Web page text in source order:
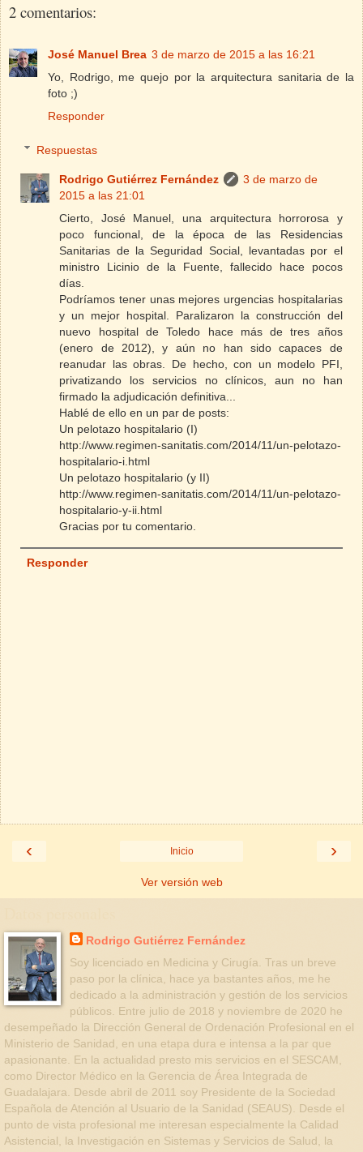
2 comentarios:
José Manuel Brea 3 de marzo de 2015 a las 16:21
Yo, Rodrigo, me quejo por la arquitectura sanitaria de la
foto ;)
Responder
Respuestas
Rodrigo Gutiérrez Fernández
3 de marzo de
2015 a las 21:01
Cierto, José Manuel, una arquitectura horrorosa y
poco funcional, de la época de las Residencias
Sanitarias de la Seguridad Social, levantadas por el
ministro Licinio de la Fuente, fallecido hace pocos
días.
Podríamos tener unas mejores urgencias hospitalarias
y un mejor hospital. Paralizaron la construcción del
nuevo hospital de Toledo hace más de tres años
(enero de 2012), y aún no han sido capaces de
reanudar las obras. De hecho, con un modelo PFI,
privatizando los servicios no clínicos, aun no han
firmado la adjudicación definitiva...
Hablé de ello en un par de posts:
Un pelotazo hospitalario (I)
http://www.regimen-sanitatis.com/2014/11/un-pelotazo-
hospitalario-i.html
Un pelotazo hospitalario (y II)
http://www.regimen-sanitatis.com/2014/11/un-pelotazo-
hospitalario-y-ii.html
Gracias por tu comentario.
Responder
‹ ›
Inicio
Ver versión web
Rodrigo Gutiérrez Fernández
Soy licenciado en Medicina y Cirugía. Tras un breve
paso por la clínica, hace ya bastantes años, me he
dedicado a la administración y gestión de los servicios
públicos. Entre julio de 2018 y noviembre de 2020 he
desempeñado la Dirección General de Ordenación Profesional en el
Ministerio de Sanidad, en una etapa dura e intensa a la par que
apasionante. En la actualidad presto mis servicios en el SESCAM,
como Director Médico en la Gerencia de Área Integrada de
Guadalajara. Desde abril de 2011 soy Presidente de la Sociedad
Española de Atención al Usuario de la Sanidad (SEAUS). Desde el
punto de vista profesional me interesan especialmente la Calidad
Asistencial, la Investigación en Sistemas y Servicios de Salud, la